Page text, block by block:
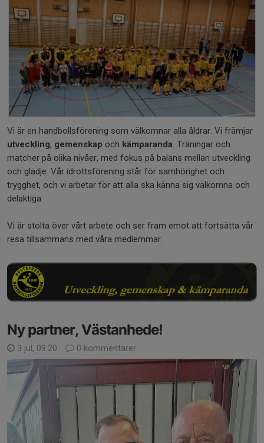
Vi är en handbollsförening som välkomnar alla åldrar. Vi främjar
utveckling, gemenskap och kämparanda. Träningar och
matcher på olika nivåer, med fokus på balans mellan utveckling
och glädje. Vår idrottsförening står för samhörighet och
trygghet, och vi arbetar för att alla ska känna sig välkomna och
delaktiga.
Vi är stolta över vårt arbete och ser fram emot att fortsätta vår
resa tillsammans med våra medlemmar.
Ny partner, Västanhede!
3 jul, 09:20 0 kommentarer